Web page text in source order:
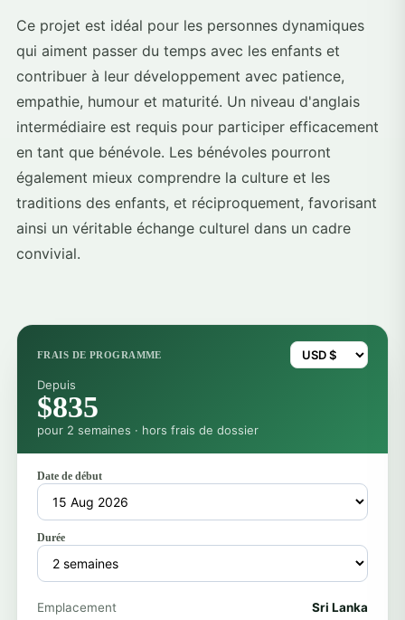
Ce projet est idéal pour les personnes dynamiques
qui aiment passer du temps avec les enfants et
contribuer à leur développement avec patience,
empathie, humour et maturité. Un niveau d'anglais
intermédiaire est requis pour participer efficacement
en tant que bénévole. Les bénévoles pourront
également mieux comprendre la culture et les
traditions des enfants, et réciproquement, favorisant
ainsi un véritable échange culturel dans un cadre
convivial.
FRAIS DE PROGRAMME
Depuis
$835
pour 2 semaines · hors frais de dossier
Date de début
Durée
Emplacement Sri Lanka